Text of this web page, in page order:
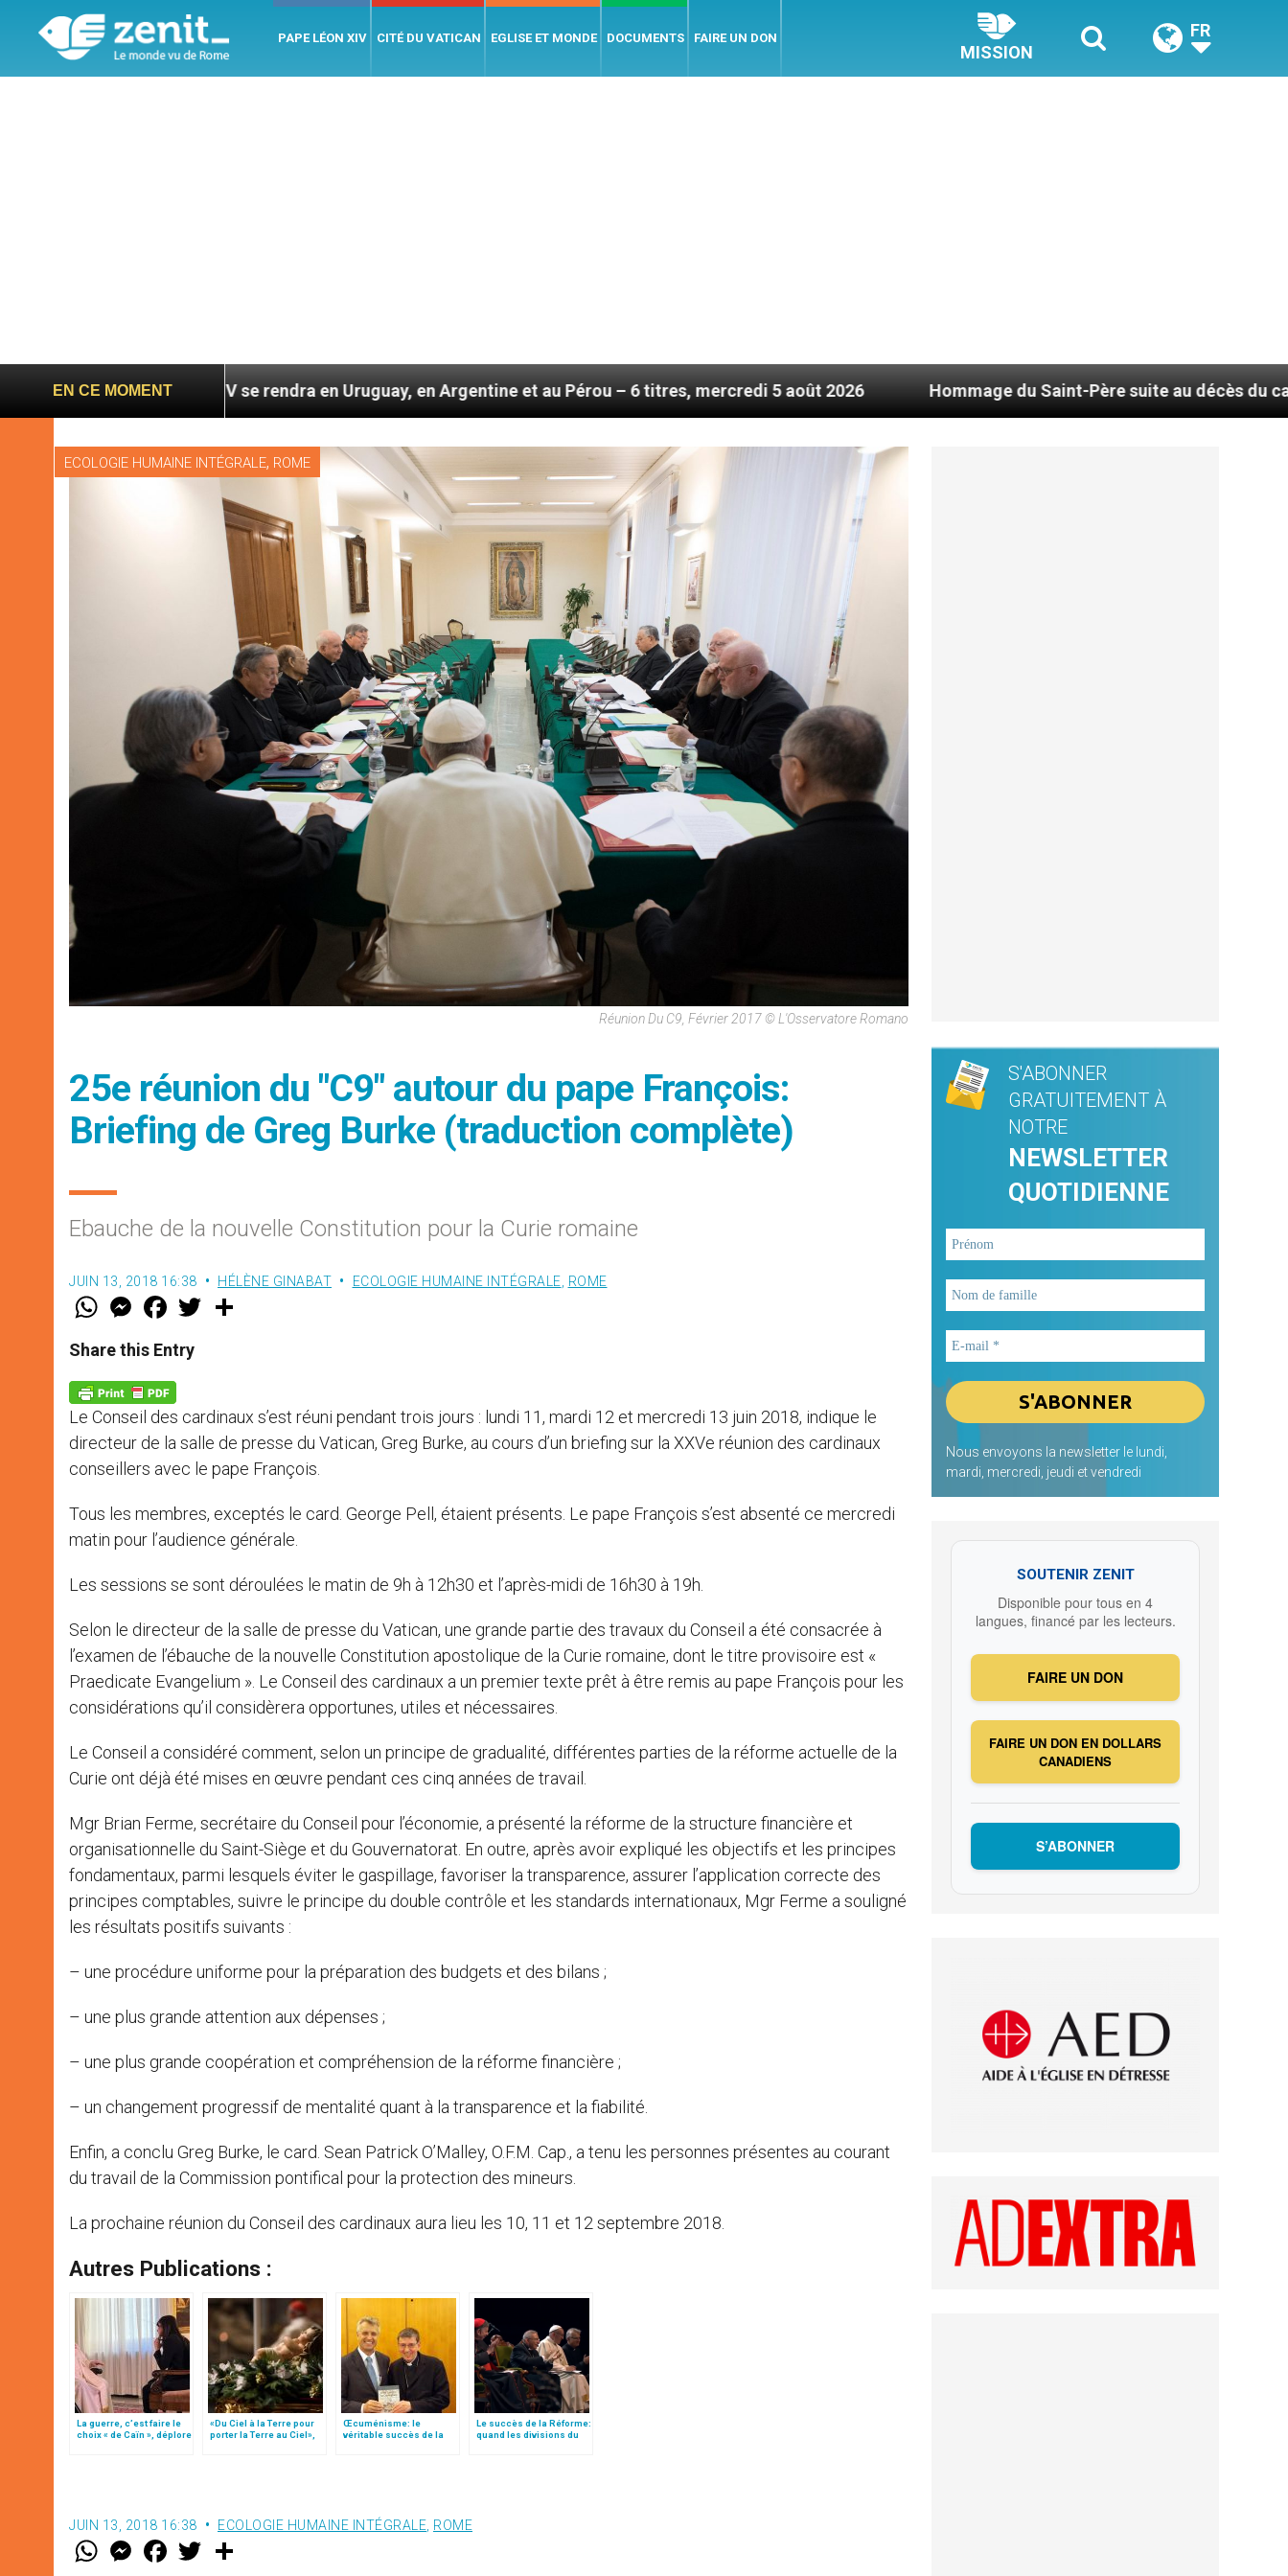
PAPE LÉON XIV CITÉ DU VATICAN EGLISE ET MONDE DOCUMENTS FAIRE UN DON
MISSION
FR
EN CE MOMENT
Léon XIV se rendra en Uruguay, en Argentine et au Pérou – 6 titres, mercredi 5 août 2026 Hommage du Saint-Père suite au décès du cardinal Júlio
ECOLOGIE HUMAINE INTÉGRALE, ROME
Réunion Du C9, Février 2017 © L'Osservatore Romano
25e réunion du "C9" autour du pape François:
Briefing de Greg Burke (traduction complète)
Ebauche de la nouvelle Constitution pour la Curie romaine
JUIN 13, 2018 16:38 HÉLÈNE GINABAT ECOLOGIE HUMAINE INTÉGRALE ROME
W
t
s
p
p
M
e
s
e
g
e
r
F
a
e
b
k
w
Share this Entry
Le Conseil des cardinaux s’est réuni pendant trois jours : lundi 11, mardi 12 et mercredi 13 juin 2018, indique le
directeur de la salle de presse du Vatican, Greg Burke, au cours d’un briefing sur la XXVe réunion des cardinaux
conseillers avec le pape François.
Tous les membres, exceptés le card. George Pell, étaient présents. Le pape François s’est absenté ce mercredi
matin pour l’audience générale.
Les sessions se sont déroulées le matin de 9h à 12h30 et l’après-midi de 16h30 à 19h.
Selon le directeur de la salle de presse du Vatican, une grande partie des travaux du Conseil a été consacrée à
l’examen de l’ébauche de la nouvelle Constitution apostolique de la Curie romaine, dont le titre provisoire est «
Praedicate Evangelium ». Le Conseil des cardinaux a un premier texte prêt à être remis au pape François pour les
considérations qu’il considèrera opportunes, utiles et nécessaires.
Le Conseil a considéré comment, selon un principe de gradualité, différentes parties de la réforme actuelle de la
Curie ont déjà été mises en œuvre pendant ces cinq années de travail.
Mgr Brian Ferme, secrétaire du Conseil pour l’économie, a présenté la réforme de la structure financière et
organisationnelle du Saint-Siège et du Gouvernatorat. En outre, après avoir expliqué les objectifs et les principes
fondamentaux, parmi lesquels éviter le gaspillage, favoriser la transparence, assurer l’application correcte des
principes comptables, suivre le principe du double contrôle et les standards internationaux, Mgr Ferme a souligné
les résultats positifs suivants :
– une procédure uniforme pour la préparation des budgets et des bilans ;
– une plus grande attention aux dépenses ;
– une plus grande coopération et compréhension de la réforme financière ;
– un changement progressif de mentalité quant à la transparence et la fiabilité.
Enfin, a conclu Greg Burke, le card. Sean Patrick O’Malley, O.F.M. Cap., a tenu les personnes présentes au courant
du travail de la Commission pontifical pour la protection des mineurs.
La prochaine réunion du Conseil des cardinaux aura lieu les 10, 11 et 12 septembre 2018.
Autres Publications :
La guerre, c’est faire le
choix « de Caïn », déplore
«Du Ciel à la Terre pour
porter la Terre au Ciel»,
Œcuménisme: le
véritable succès de la
Le succès de la Réforme:
quand les divisions du
JUIN 13, 2018 16:38 ECOLOGIE HUMAINE INTÉGRALE ROME
W M
e
F
a w
S'ABONNER
GRATUITEMENT À
NOTRE
NEWSLETTER
QUOTIDIENNE
Nous envoyons la newsletter le lundi,
mardi, mercredi, jeudi et vendredi
SOUTENIR ZENIT
Disponible pour tous en 4
langues, financé par les lecteurs.
FAIRE UN DON
FAIRE UN DON EN DOLLARS
CANADIENS
S’ABONNER